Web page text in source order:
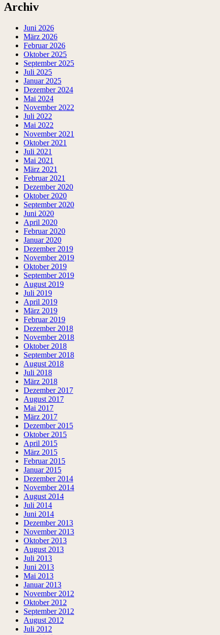
Archiv
Juni 2026
März 2026
Februar 2026
Oktober 2025
September 2025
Juli 2025
Januar 2025
Dezember 2024
Mai 2024
November 2022
Juli 2022
Mai 2022
November 2021
Oktober 2021
Juli 2021
Mai 2021
März 2021
Februar 2021
Dezember 2020
Oktober 2020
September 2020
Juni 2020
April 2020
Februar 2020
Januar 2020
Dezember 2019
November 2019
Oktober 2019
September 2019
August 2019
Juli 2019
April 2019
März 2019
Februar 2019
Dezember 2018
November 2018
Oktober 2018
September 2018
August 2018
Juli 2018
März 2018
Dezember 2017
August 2017
Mai 2017
März 2017
Dezember 2015
Oktober 2015
April 2015
März 2015
Februar 2015
Januar 2015
Dezember 2014
November 2014
August 2014
Juli 2014
Juni 2014
Dezember 2013
November 2013
Oktober 2013
August 2013
Juli 2013
Juni 2013
Mai 2013
Januar 2013
November 2012
Oktober 2012
September 2012
August 2012
Juli 2012